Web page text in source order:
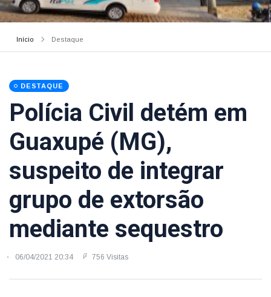
Início Destaque
DESTAQUE
Polícia Civil detém em
Guaxupé (MG),
suspeito de integrar
grupo de extorsão
mediante sequestro
06/04/2021 20:34 756 Visitas